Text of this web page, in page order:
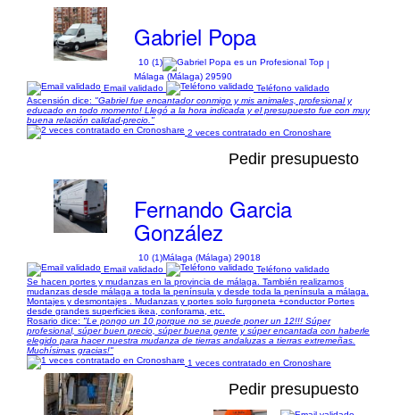
Gabriel Popa
10 (1)
|
Málaga (Málaga) 29590
Email validado
Teléfono validado
Ascensión dice: "Gabriel fue encantador conmigo y mis animales, profesional y
educado en todo momento! Llegó a la hora indicada y el presupuesto fue con muy
buena relación calidad-precio."
2 veces contratado en Cronoshare
Pedir presupuesto
Fernando Garcia
González
10 (1)Málaga (Málaga) 29018
Email validado
Teléfono validado
Se hacen portes y mudanzas en la provincia de málaga. También realizamos
mudanzas desde málaga a toda la península y desde toda la península a málaga.
Montajes y desmontajes . Mudanzas y portes solo furgoneta +conductor Portes
desde grandes superficies ikea, conforama, etc.
Rosario dice: "Le pongo un 10 porque no se puede poner un 12!!! Súper
profesional, súper buen precio, súper buena gente y súper encantada con haberle
elegido para hacer nuestra mudanza de tierras andaluzas a tierras extremeñas.
Muchísimas gracias!"
1 veces contratado en Cronoshare
Pedir presupuesto